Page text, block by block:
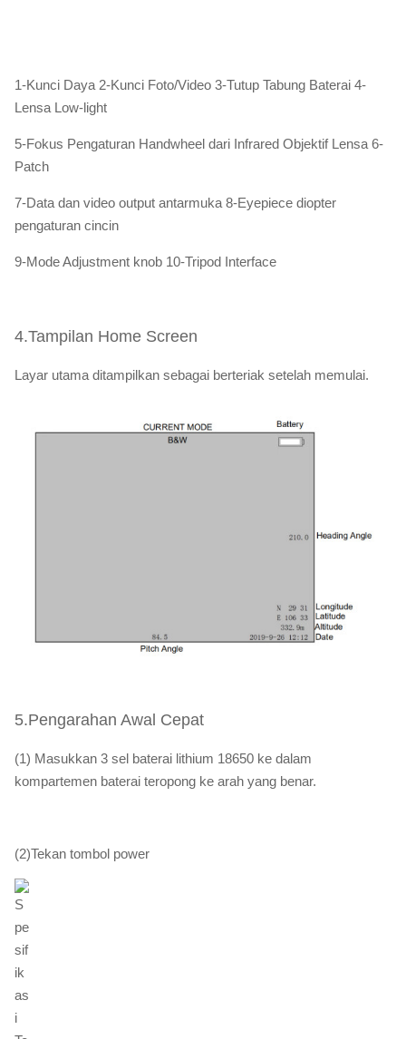
1-Kunci Daya 2-Kunci Foto/Video 3-Tutup Tabung Baterai 4-
Lensa Low-light
5-Fokus Pengaturan Handwheel dari Infrared Objektif Lensa 6-
Patch
7-Data dan video output antarmuka 8-Eyepiece diopter
pengaturan cincin
9-Mode Adjustment knob 10-Tripod Interface
4.Tampilan Home Screen
Layar utama ditampilkan sebagai berteriak setelah memulai.
5.Pengarahan Awal Cepat
(1) Masukkan 3 sel baterai lithium 18650 ke dalam
kompartemen baterai teropong ke arah yang benar.
(2)Tekan tombol power